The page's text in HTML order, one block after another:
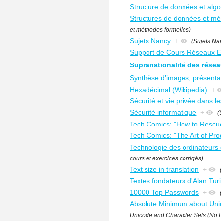
Structure de données et
Structures de données et
et méthodes formelles)
Sujets Nancy + (Sujets
Support de Cours Réseaux
Supranationalité des
Synthèse d’images,
Hexadécimal (Wikipedia)
+
Sécurité et vie privée dans
Sécurité informatique +
Tech Comics: "How to
Tech Comics: "The Art of
Technologie des
cours et exercices corrigés)
Text size in translation +
Textes fondateurs d'Alan
10000 Top Passwords +
Absolute Minimum about
Unicode and Character Sets (No